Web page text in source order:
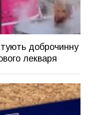
доброчинну
лекваря